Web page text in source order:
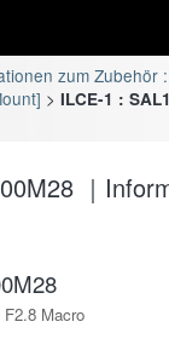
zum Zubehör
ILCE-1 :
｜
F2.8 Macro